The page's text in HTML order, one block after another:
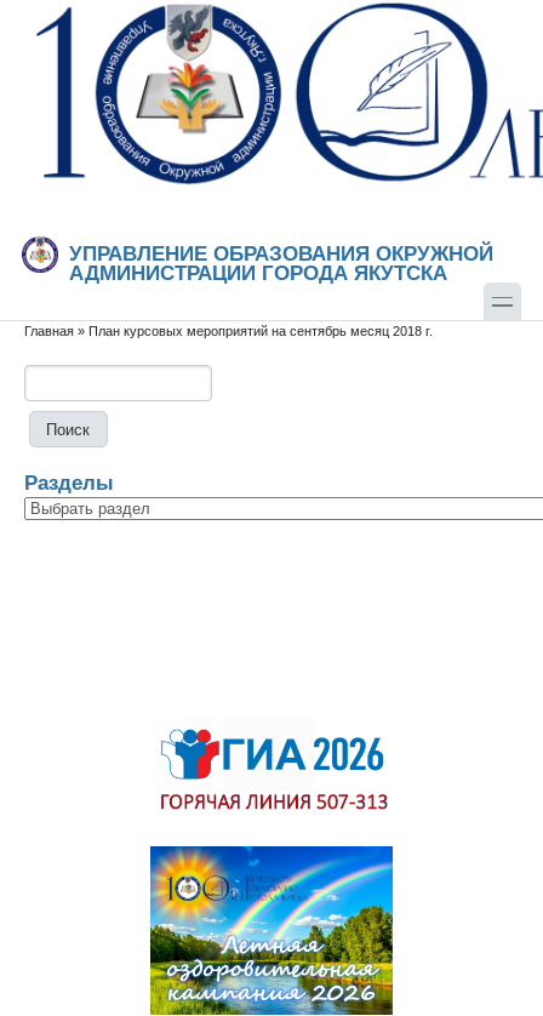
Перейти к основному содержанию
Skip to search
УПРАВЛЕНИЕ ОБРАЗОВАНИЯ ОКРУЖНОЙ
АДМИНИСТРАЦИИ ГОРОДА ЯКУТСКА
Вы здесь
Главная » План курсовых мероприятий на сентябрь месяц 2018 г.
Разделы